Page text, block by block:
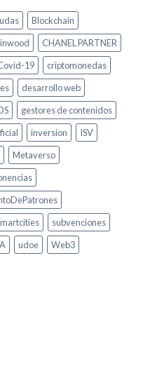
Blockchain
CHANEL PARTNER
19
criptomonedas
desarrollo web
gestores de contenidos
inversion
ISV
Metaverso
subvenciones
udoe
Web3